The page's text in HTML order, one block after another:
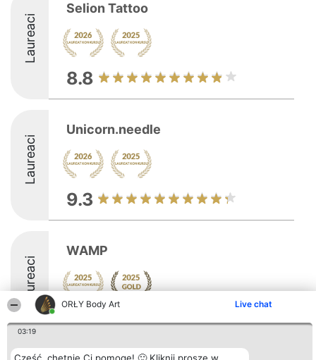
ORŁY Body Art Live chat
03:19
Laureaci
Selion Tattoo
8.8
Laureaci
Unicorn.needle
9.3
Laureaci
WAMP